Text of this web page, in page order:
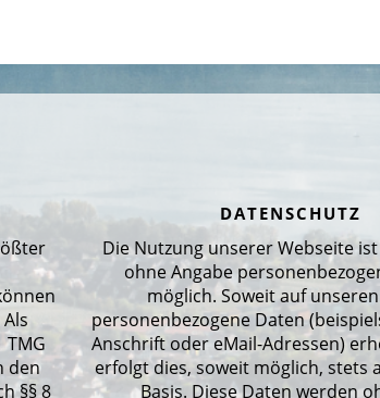
den
§§ 8
DATENSCHUTZ
Die Nutzung unserer Webseite
ohne Angabe
möglich. Soweit auf
personenbezogene Daten
Anschrift oder eMail-Adressen)
erfolgt dies, soweit möglich, stets
Basis. Diese Daten werden